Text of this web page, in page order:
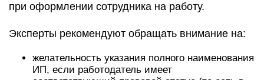
при оформлении сотрудника на работу.
Эксперты рекомендуют обращать внимание на:
желательность указания полного наименования
ИП, если работодатель имеет